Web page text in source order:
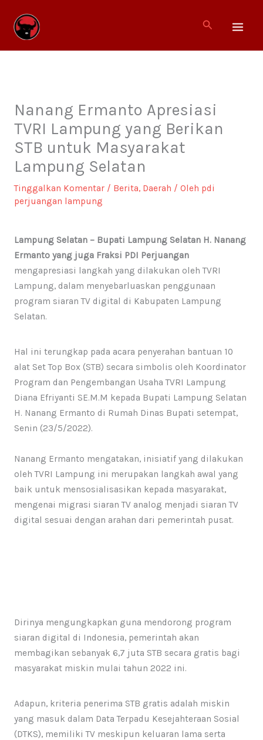
konten
Cari
Nanang Ermanto Apresiasi
TVRI Lampung yang Berikan
STB untuk Masyarakat
Lampung Selatan
Tinggalkan Komentar / Berita, Daerah / Oleh pdi
perjuangan lampung
Lampung Selatan – Bupati Lampung Selatan H. Nanang
Ermanto yang juga Fraksi PDI Perjuangan
mengapresiasi langkah yang dilakukan oleh TVRI
Lampung, dalam menyebarluaskan penggunaan
program siaran TV digital di Kabupaten Lampung
Selatan.
Hal ini terungkap pada acara penyerahan bantuan 10
alat Set Top Box (STB) secara simbolis oleh Koordinator
Program dan Pengembangan Usaha TVRI Lampung
Diana Efriyanti SE.M.M kepada Bupati Lampung Selatan
H. Nanang Ermanto di Rumah Dinas Bupati setempat,
Senin (23/5/2022).
Nanang Ermanto mengatakan, inisiatif yang dilakukan
oleh TVRI Lampung ini merupakan langkah awal yang
baik untuk mensosialisasikan kepada masyarakat,
mengenai migrasi siaran TV analog menjadi siaran TV
digital sesuai dengan arahan dari pemerintah pusat.
Dirinya mengungkapkan guna mendorong program
siaran digital di Indonesia, pemerintah akan
membagikan sebanyak 6,7 juta STB secara gratis bagi
masyarakat miskin mulai tahun 2022 ini.
Adapun, kriteria penerima STB gratis adalah miskin
yang masuk dalam Data Terpadu Kesejahteraan Sosial
(DTKS), memiliki TV meskipun keluaran lama serta